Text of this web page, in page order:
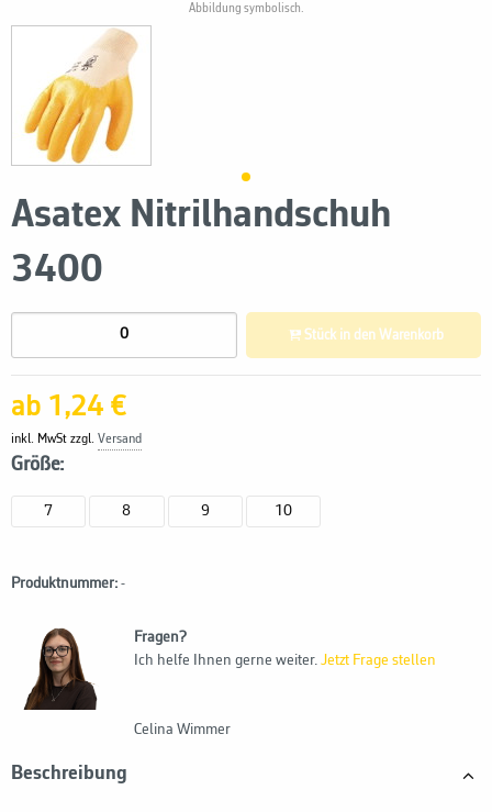
Asatex Nitrilhandschuh
3400
Abbildung symbolisch.
ab 1,24 €
inkl. MwSt zzgl. Versand
Größe:
7 8 9 10
Stück in den Warenkorb
Produktnummer: -
Fragen?
Ich helfe Ihnen gerne weiter. Jetzt Frage stellen
Celina Wimmer
Beschreibung